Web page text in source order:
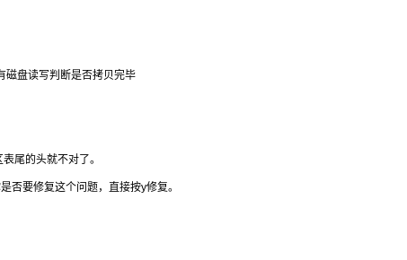
磁盘读写判断是否拷贝完毕
尾的头就不对了。
否要修复这个问题，直接按y修复。